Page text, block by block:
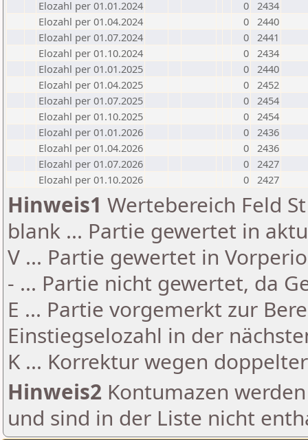
Elozahl per 01.01.2024
0 2434
Elozahl per 01.04.2024
0 2440
Elozahl per 01.07.2024
0 2441
Elozahl per 01.10.2024
0 2434
Elozahl per 01.01.2025
0 2440
Elozahl per 01.04.2025
0 2452
Elozahl per 01.07.2025
0 2454
Elozahl per 01.10.2025
0 2454
Elozahl per 01.01.2026
0 2436
Elozahl per 01.04.2026
0 2436
Elozahl per 01.07.2026
0 2427
Elozahl per 01.10.2026
0 2427
Hinweis1 Wertebereich Feld
blank ... Partie gewertet in
V ... Partie gewertet in
- ... Partie nicht gewertet, da
E ... Partie vorgemerkt zur
Einstiegselozahl in der
K ... Korrektur wegen
Hinweis2 Kontumazen
und sind in der Liste nicht